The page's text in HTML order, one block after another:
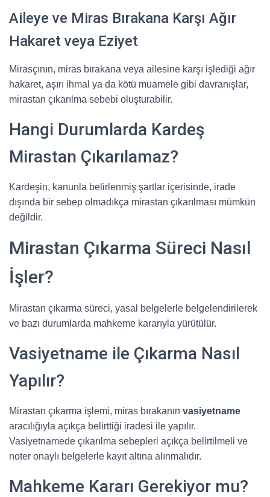
Aileye ve Miras Bırakana Karşı Ağır
Hakaret veya Eziyet
Mirasçının, miras bırakana veya ailesine karşı işlediği ağır
hakaret, aşırı ihmal ya da kötü muamele gibi davranışlar,
mirastan çıkarılma sebebi oluşturabilir.
Hangi Durumlarda Kardeş
Mirastan Çıkarılamaz?
Kardeşin, kanunla belirlenmiş şartlar içerisinde, irade
dışında bir sebep olmadıkça mirastan çıkarılması mümkün
değildir.
Mirastan Çıkarma Süreci Nasıl
İşler?
Mirastan çıkarma süreci, yasal belgelerle belgelendirilerek
ve bazı durumlarda mahkeme kararıyla yürütülür.
Vasiyetname ile Çıkarma Nasıl
Yapılır?
Mirastan çıkarma işlemi, miras bırakanın vasiyetname
aracılığıyla açıkça belirttiği iradesi ile yapılır.
Vasiyetnamede çıkarılma sebepleri açıkça belirtilmeli ve
noter onaylı belgelerle kayıt altına alınmalıdır.
Mahkeme Kararı Gerekiyor mu?